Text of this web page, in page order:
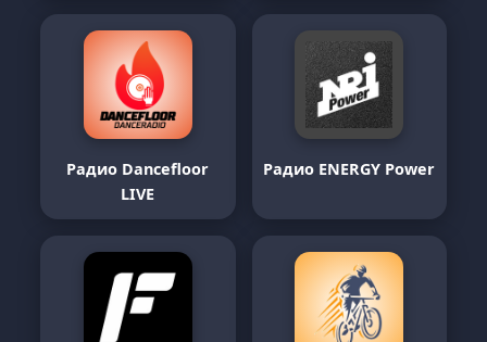
Радио Dancefloor
LIVE
Радио ENERGY Power